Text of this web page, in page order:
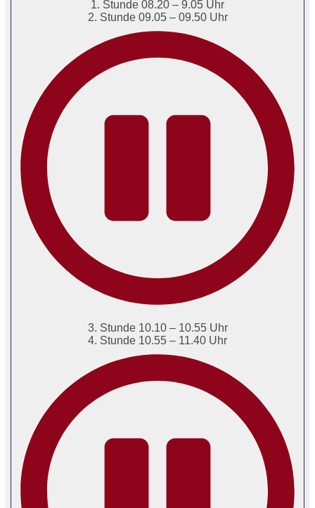
1. Stunde 08.20 – 9.05 Uhr
2. Stunde 09.05 – 09.50 Uhr
3. Stunde 10.10 – 10.55 Uhr
4. Stunde 10.55 – 11.40 Uhr